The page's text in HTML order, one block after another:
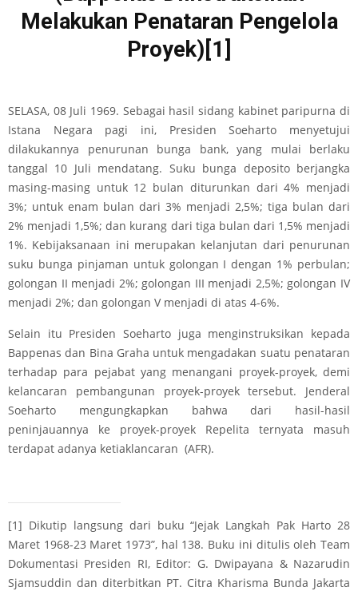
Melakukan Penataran Pengelola
Proyek)[1]
SELASA, 08 Juli 1969. Sebagai hasil sidang kabinet paripurna di
Istana Negara pagi ini, Presiden Soeharto menyetujui
dilakukannya penurunan bunga bank, yang mulai berlaku
tanggal 10 Juli mendatang. Suku bunga deposito berjangka
masing-masing untuk 12 bulan diturunkan dari 4% menjadi
3%; untuk enam bulan dari 3% menjadi 2,5%; tiga bulan dari
2% menjadi 1,5%; dan kurang dari tiga bulan dari 1,5% menjadi
1%. Kebijaksanaan ini merupakan kelanjutan dari penurunan
suku bunga pinjaman untuk golongan I dengan 1% perbulan;
golongan II menjadi 2%; golongan III menjadi 2,5%; golongan IV
menjadi 2%; dan golongan V menjadi di atas 4-6%.
Selain itu Presiden Soeharto juga menginstruksikan kepada
Bappenas dan Bina Graha untuk mengadakan suatu penataran
terhadap para pejabat yang menangani proyek-proyek, demi
kelancaran pembangunan proyek-proyek tersebut. Jenderal
Soeharto mengungkapkan bahwa dari hasil-hasil
peninjauannya ke proyek-proyek Repelita ternyata masuh
terdapat adanya ketiaklancaran (AFR).
[1] Dikutip langsung dari buku “Jejak Langkah Pak Harto 28
Maret 1968-23 Maret 1973”, hal 138. Buku ini ditulis oleh Team
Dokumentasi Presiden RI, Editor: G. Dwipayana & Nazarudin
Sjamsuddin dan diterbitkan PT. Citra Kharisma Bunda Jakarta